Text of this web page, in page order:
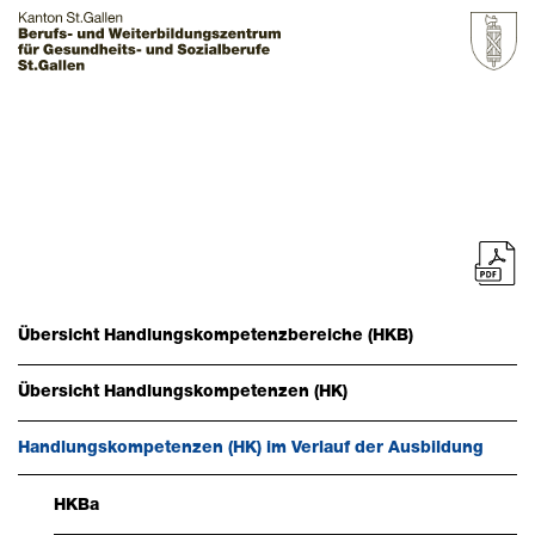
Übersicht Handlungskompetenzbereiche (HKB)
Übersicht Handlungskompetenzen (HK)
Handlungskompetenzen (HK) im Verlauf der Ausbildung
HKBa
Zur Übersicht
Dentalassistentin / Dentalassistent, DA
Fachfrau / Fachmann Betreuung, FABE - Fachrichtung
Menschen mit Beeinträchtigung (MmB), FABB